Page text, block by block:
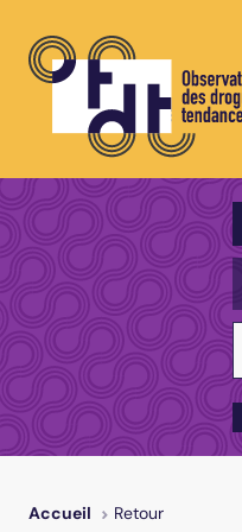
Accueil Retour